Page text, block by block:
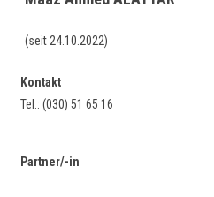
(seit 24.10.2022)
Kontakt
Tel.: (030) 51 65 16
Partner/-in